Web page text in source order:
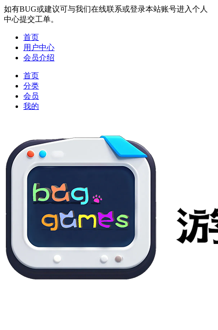
如有BUG或建议可与我们在线联系或登录本站账号进入个人
中心提交工单。
首页
用户中心
会员介绍
首页
分类
会员
我的